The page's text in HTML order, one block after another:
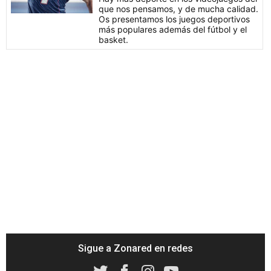
que nos pensamos, y de mucha calidad.
Os presentamos los juegos deportivos
más populares además del fútbol y el
basket.
Sigue a Zonared en redes